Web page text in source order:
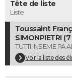
PROGRAMME TV
COPAINS D'AVANT
S'inscrire
Se connecter
Lycées
Collèges
Primaires
Universités
Entreprises
Service militaire
Avis de recherche
AVIS DE DÉCÈS
Tête de liste
Liste
Toussaint
SIMONPIETRI
TUTTI INSEME PA
Voir la liste des